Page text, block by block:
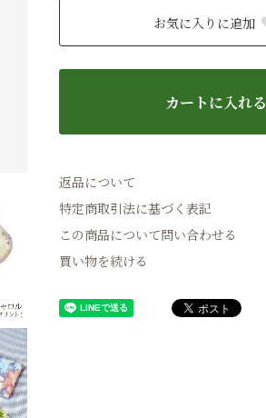
お気に入りに追加
カートに入れる
返品について
特定商取引法に基づく表記
この商品について問い合わせる
買い物を続ける